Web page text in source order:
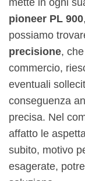
mette in ogni
pioneer PL 900
possiamo
precisione,
commercio,
eventuali
conseguenza
precisa. Nel
affatto le
subito, motivo
esagerate,